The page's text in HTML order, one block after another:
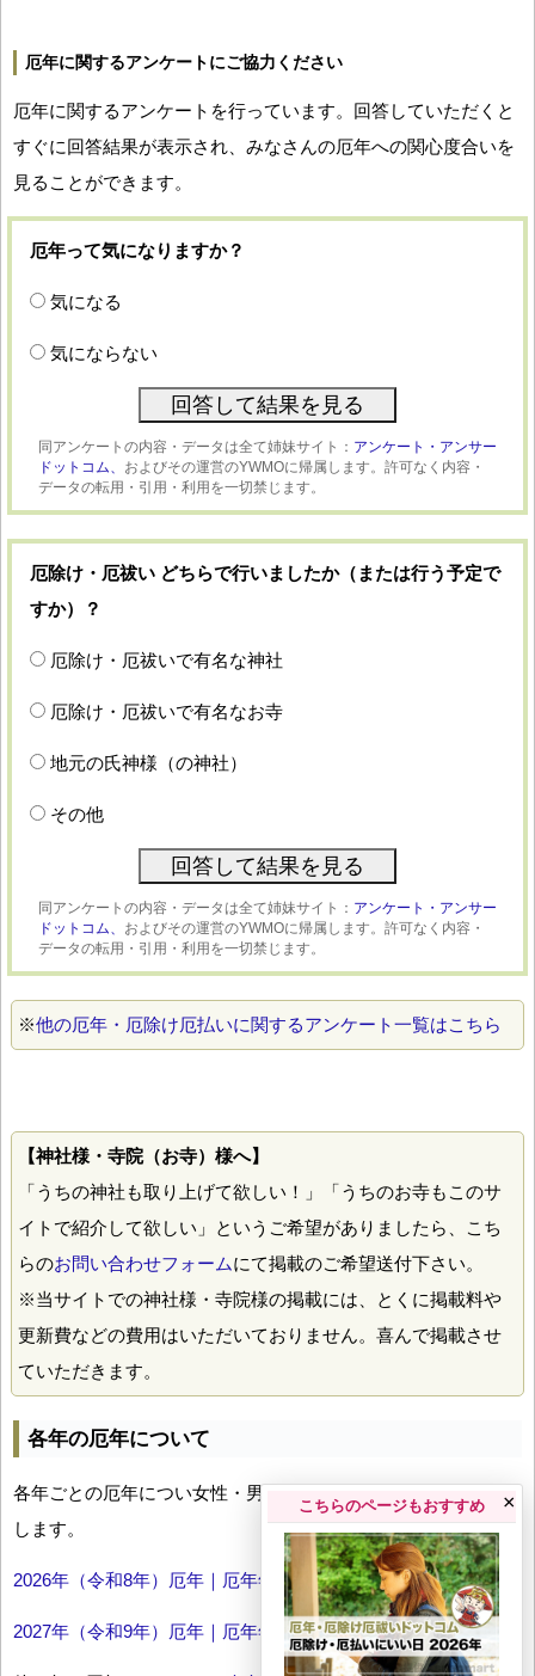
厄年に関するアンケートにご協力ください
厄年に関するアンケートを行っています。回答していただくと
すぐに回答結果が表示され、みなさんの厄年への関心度合いを
見ることができます。
厄年って気になりますか？
気になる
気にならない
同アンケートの内容・データは全て姉妹サイト： アンケート・アンサー
ドットコム、 およびその運営のYWMOに帰属します。許可なく内容・
データの転用・引用・利用を一切禁じます。
厄除け・厄祓い どちらで行いましたか（または行う予定で
すか）？
厄除け・厄祓いで有名な神社
厄除け・厄祓いで有名なお寺
地元の氏神様（の神社）
その他
同アンケートの内容・データは全て姉妹サイト： アンケート・アンサー
ドットコム、 およびその運営のYWMOに帰属します。許可なく内容・
データの転用・引用・利用を一切禁じます。
※他の厄年・厄除け厄払いに関するアンケート一覧はこちら
【神社様・寺院（お寺）様へ】
「うちの神社も取り上げて欲しい！」「うちのお寺もこのサ
イトで紹介して欲しい」というご希望がありましたら、こち
らのお問い合わせフォームにて掲載のご希望送付下さい。
※当サイトでの神社様・寺院様の掲載には、とくに掲載料や
更新費などの費用はいただいておりません。喜んで掲載させ
ていただきます。
各年の厄年について
各年ごとの厄年につい女性・男性の年齢早見表とともにお伝え
します。
2026年（令和8年）厄年｜厄年年齢早見表
2027年（令和9年）厄年｜厄年年齢早見表
こちらのページもおすすめ ×